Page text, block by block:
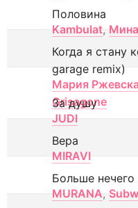
Половина
Kambulat,
Когда я стану
garage remix)
Мария
Grisagone
За душу
JUDI
Вера
MIRAVI
Больше нечего
MURANA,